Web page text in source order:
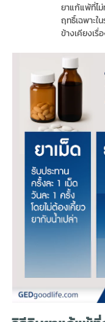
ยาแก้แพ้ที่ไ
ฤทธิ์เฉพาะใ
ข้างเคียงเ